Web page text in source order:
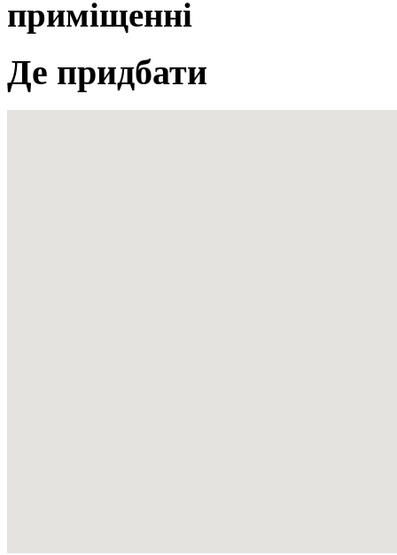
приміщенні
Де придбати